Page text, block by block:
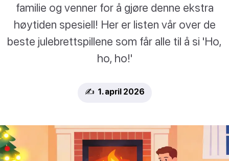
familie og venner for å gjøre denne ekstra
høytiden spesiell! Her er listen vår over de
beste julebrettspillene som får alle til å si 'Ho,
ho, ho!'
✍️ 1. april 2026